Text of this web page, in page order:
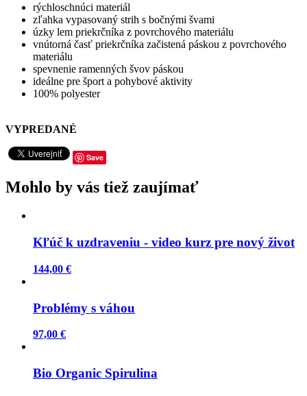
rýchloschnúci materiál
zľahka vypasovaný strih s bočnými švami
úzky lem priekrčníka z povrchového materiálu
vnútorná časť priekrčníka začistená páskou z povrchového
materiálu
spevnenie ramenných švov páskou
ideálne pre šport a pohybové aktivity
100% polyester
VYPREDANÉ
Save
Mohlo by vás tiež zaujímať
Kľúč k uzdraveniu - video kurz pre nový život
144,00 €
Problémy s váhou
97,00 €
Bio Organic Spirulina